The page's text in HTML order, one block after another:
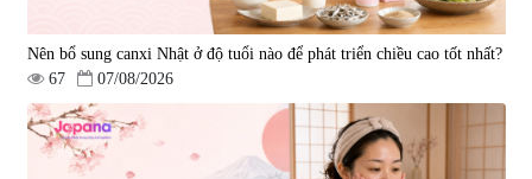
Nên bổ sung canxi Nhật ở độ tuổi nào để phát triển chiều cao tốt nhất?
67
07/08/2026